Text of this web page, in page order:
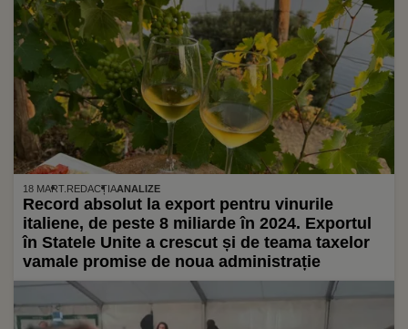
18 MART. REDACȚIAANALIZE
Record absolut la export pentru vinurile
italiene, de peste 8 miliarde în 2024. Exportul
în Statele Unite a crescut și de teama taxelor
vamale promise de noua administrație